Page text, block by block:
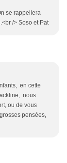
se rappellera
/> Soso et Pat
en cette
nous
ou de vous
pensées,